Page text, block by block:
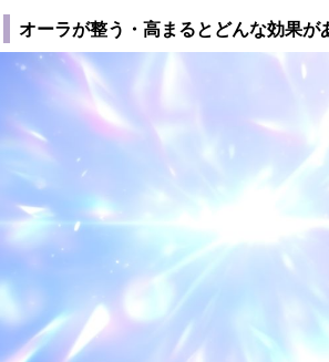
オーラが整う・高まるとどんな効果が